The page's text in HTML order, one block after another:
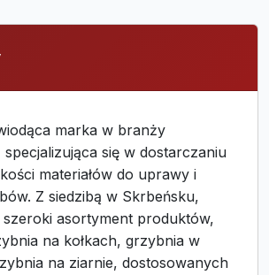
marka w branży
się w dostarczaniu
materiałów do uprawy i
Z siedzibą w Skrbeńsku,
asortyment produktów,
na kołkach, grzybnia w
na ziarnie, dostosowanych